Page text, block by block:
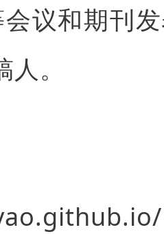
议和期刊
。